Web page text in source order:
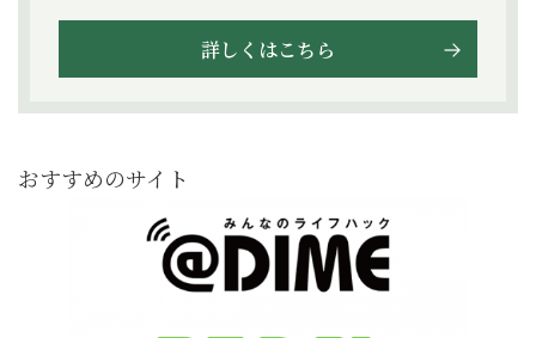
詳しくはこちら
おすすめのサイト